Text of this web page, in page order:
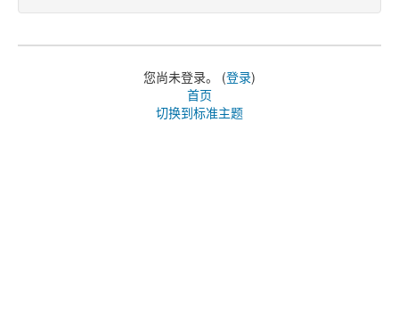
您尚未登录。 (登录)
首页
切换到标准主题